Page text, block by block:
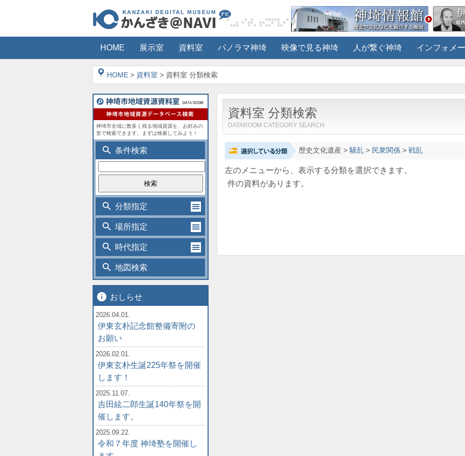
HOME 展示室 資料室 パノラマ神埼 映像で見る神埼 人が繋ぐ神埼 インフォメ
HOME > 資料室 > 資料室 分類検索
資料室 分類検索
DATAROOM CATEGORY SEARCH
歴史文化遺産>騒乱> 民衆関係> 戦乱
左のメニューから、表示する分類を選択できます。
件の資料があります。
神埼市全域に数多く残る地域資源を、お好みの
形で検索できます。まずは検索してみよう！
search 条件検索
search 分類指定
search 場所指定
search 時代指定
search 地図検索
info おしらせ
2026.04.01.
伊東玄朴記念館整備寄附の
お願い
2026.02.01.
伊東玄朴生誕225年祭を開催
します！
2025.11.07.
吉田絃二郎生誕140年祭を開
催します。
2025.09.22.
令和７年度 神埼塾を開催し